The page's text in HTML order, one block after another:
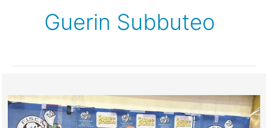
Guerin Subbuteo